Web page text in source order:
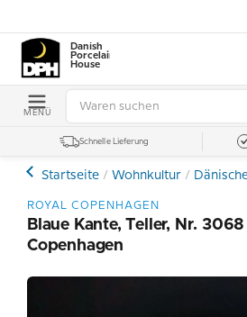
Danish
Porcelain
House
MENÜ
Schnelle Lieferung
Startseite Wohnkultur
ROYAL COPENHAGEN
Blaue Kante, Teller, Nr. 3068
Copenhagen